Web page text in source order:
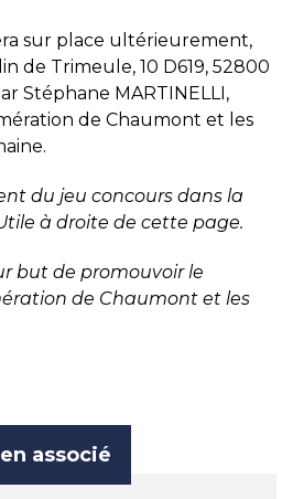
sur place ultérieurement,
de Trimeule, 10 D619, 52800
Stéphane MARTINELLI,
de Chaumont et les
du jeu concours dans la
à droite de cette page.
but de promouvoir le
de Chaumont et les
associé